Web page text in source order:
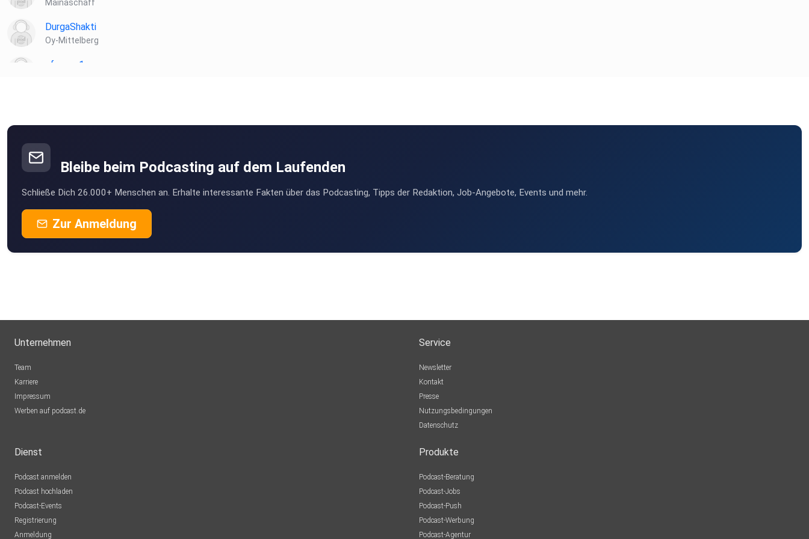
Mainaschaff
DurgaShakti
Oy-Mittelberg
sfsvaaq1
Rocherathereselchen
Missen
hkw3fwm1
Bleibe beim Podcasting auf dem Laufenden
Schließe Dich 26.000+ Menschen an. Erhalte interessante Fakten über das Podcasting, Tipps der Redaktion, Job-Angebote, Events und mehr.
Zur Anmeldung
Unternehmen
Team
Karriere
Impressum
Werben auf podcast.de
Service
Newsletter
Kontakt
Presse
Nutzungsbedingungen
Datenschutz
Dienst
Podcast anmelden
Podcast hochladen
Podcast-Events
Registrierung
Anmeldung
Produkte
Podcast-Beratung
Podcast-Jobs
Podcast-Push
Podcast-Werbung
Podcast-Agentur